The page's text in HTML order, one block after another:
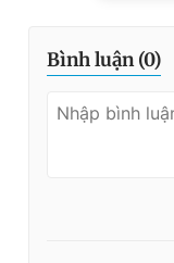
Bình luận (0)